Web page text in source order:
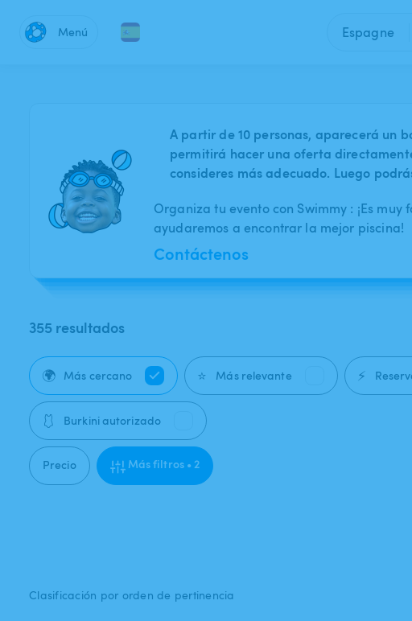
Menú Espagne
A partir de 10 personas, aparecerá un
permitirá hacer una oferta
consideres más adecuado. Luego
Organiza tu evento con Swimmy : ¡Es muy
ayudaremos a encontrar la mejor piscina!
Contáctenos
355 resultados
🌍 Más cercano ⭐ Más relevante ⚡
🩱 Burkini autorizado
Precio Más filtros • 2
Clasificación por orden de pertinencia